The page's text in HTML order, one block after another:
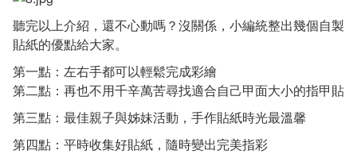
聽完以上介紹，還不心動嗎？沒關係，小編統整出幾個自製
貼紙的優點給大家。
第一點：左右手都可以輕鬆完成彩繪
第二點：再也不用千辛萬苦尋找適合自己甲面大小的指甲貼
第三點：最佳親子與姊妹活動，手作貼紙時光最溫馨
第四點：平時收集好貼紙，隨時變出完美指彩